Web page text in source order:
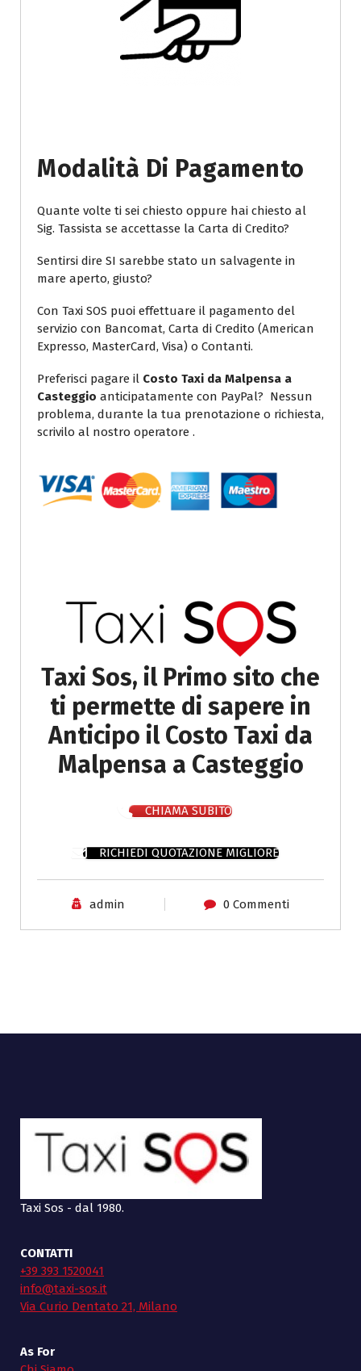
Modalità Di Pagamento
Quante volte ti sei chiesto oppure hai chiesto al
Sig. Tassista se accettasse la Carta di Credito?
Sentirsi dire SI sarebbe stato un salvagente in
mare aperto, giusto?
Con Taxi SOS puoi effettuare il pagamento del
servizio con Bancomat, Carta di Credito (American
Expresso, MasterCard, Visa) o Contanti.
Preferisci pagare il Costo Taxi da Malpensa a
Casteggio anticipatamente con PayPal? Nessun
problema, durante la tua prenotazione o richiesta,
scrivilo al nostro operatore .
Taxi Sos, il Primo sito che
ti permette di sapere in
Anticipo il Costo Taxi da
Malpensa a Casteggio
CHIAMA SUBITO
RICHIEDI QUOTAZIONE MIGLIORE
admin 0 Commenti
Taxi Sos - dal 1980.
CONTATTI
+39 393 1520041
info@taxi-sos.it
Via Curio Dentato 21, Milano
As For